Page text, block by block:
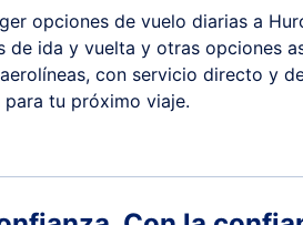
opciones de vuelo diarias a
ida y vuelta y otras opciones
con servicio directo y
tu próximo viaje.